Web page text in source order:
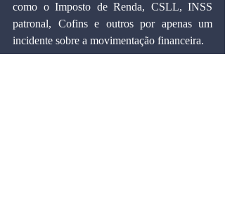
como o Imposto de Renda, CSLL, INSS
patronal, Cofins e outros por apenas um
incidente sobre a movimentação financeira.